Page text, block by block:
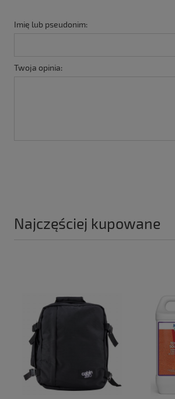
Imię lub pseudonim:
Twoja opinia:
Najczęściej kupowane